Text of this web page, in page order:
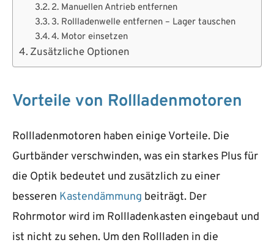
2. Manuellen Antrieb entfernen
3. Rollladenwelle entfernen – Lager tauschen
4. Motor einsetzen
Zusätzliche Optionen
Vorteile von Rollladenmotoren
Rollladenmotoren haben einige Vorteile. Die
Gurtbänder verschwinden, was ein starkes Plus für
die Optik bedeutet und zusätzlich zu einer
besseren Kastendämmung beiträgt. Der
Rohrmotor wird im Rollladenkasten eingebaut und
ist nicht zu sehen. Um den Rollladen in die